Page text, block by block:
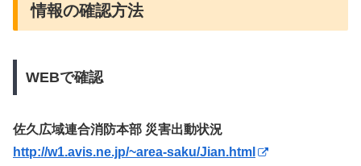
情報の確認方法
WEBで確認
佐久広域連合消防本部 災害出動状況
http://w1.avis.ne.jp/~area-saku/Jian.html